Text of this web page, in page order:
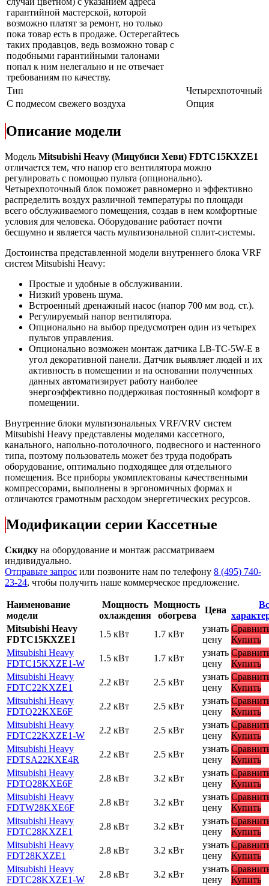
гарантийной мастерской, которой
возможно платят за ремонт, но только
пока товар есть в продаже. Остерегайтесь
таких продавцов, ведь возможно товар с
подобными гарантийными талонами
попал к ним нелегально и не отвечает
требованиям по качеству.
Тип
Четырехпоточный
С подмесом свежего воздуха
Опция
Описание модели
Модель Mitsubishi Heavy (Мицубиси Хеви) FDTC15KXZE1
отличается тем, что напор его вентилятора можно
регулировать с помощью пульта (опционально).
Четырехпоточный блок поможет равномерно и эффективно
распределить воздух различной температуры по площади
всего обслуживаемого помещения, создав в нем комфортные
условия для человека. Оборудование работает почти
бесшумно и является часть мультизональной сплит-системы.
Достоинства представленной модели внутреннего блока VRF
систем Mitsubishi Heavy:
Простые и удобные в обслуживании.
Низкий уровень шума.
Встроенный дренажный насос (напор 700 мм вод. ст.).
Регулируемый напор вентилятора.
Опционально на выбор предусмотрен один из четырех
пультов управления.
Опционально возможен монтаж датчика LB-TC-5W-E в
угол декоративной панели. Датчик выявляет людей и их
активность в помещении и на основании полученных
данных автоматизирует работу наиболее
энергоэффективно поддерживая постоянный комфорт в
помещении.
Внутренние блоки мультизональных VRF/VRV систем
Mitsubishi Heavy представлены моделями кассетного,
канального, напольно-потолочного, подвесного и настенного
типа, поэтому пользователь может без труда подобрать
оборудование, оптимально подходящее для отдельного
помещения. Все приборы укомплектованы качественными
компрессорами, выполнены в эргономичных формах и
отличаются грамотным расходом энергетических ресурсов.
Модификации серии Кассетные
Скидку на оборудование и монтаж рассматриваем
индивидуально.
Отправьте запрос или позвоните нам по телефону 8 (495) 740-
23-24, чтобы получить наше коммерческое предложение.
Наименование
модели
Мощность
охлаждения
Мощность
обогрева
Цена
Mitsubishi Heavy
FDTC15KXZE1
1.5 кВт 1.7 кВт
узнать
цену
Купить
Mitsubishi Heavy
FDTC15KXZE1-W
1.5 кВт 1.7 кВт
узнать
цену
Купить
Mitsubishi Heavy
FDTC22KXZE1
2.2 кВт 2.5 кВт
узнать
цену
Купить
Mitsubishi Heavy
FDTQ22KXE6F
2.2 кВт 2.5 кВт
узнать
цену
Купить
Mitsubishi Heavy
FDTC22KXZE1-W
2.2 кВт 2.5 кВт
узнать
цену
Купить
Mitsubishi Heavy
FDTSA22KXE4R
2.2 кВт 2.5 кВт
узнать
цену
Купить
Mitsubishi Heavy
FDTQ28KXE6F
2.8 кВт 3.2 кВт
узнать
цену
Купить
Mitsubishi Heavy
FDTW28KXE6F
2.8 кВт 3.2 кВт
узнать
цену
Купить
Mitsubishi Heavy
FDTC28KXZE1
2.8 кВт 3.2 кВт
узнать
цену
Купить
Mitsubishi Heavy
FDT28KXZE1
2.8 кВт 3.2 кВт
узнать
цену
Купить
Mitsubishi Heavy
FDTC28KXZE1-W
2.8 кВт 3.2 кВт
узнать
цену
Купить